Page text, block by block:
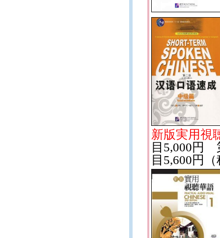
新版実用視
目5,000円
目5,600円